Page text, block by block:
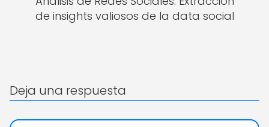
de insights valiosos de la data social
Deja una respuesta